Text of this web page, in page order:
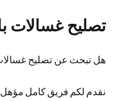
تصليح غسالات
هل تبحث عن تصليح
نقدم لكم فريق كامل